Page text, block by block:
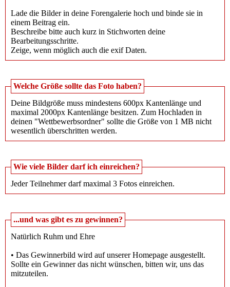
Lade die Bilder in deine Forengalerie hoch und binde sie in
einem Beitrag ein.
Beschreibe bitte auch kurz in Stichworten deine
Bearbeitungsschritte.
Zeige, wenn möglich auch die exif Daten.
Welche Größe sollte das Foto haben?
Deine Bildgröße muss mindestens 600px Kantenlänge und
maximal 2000px Kantenlänge besitzen. Zum Hochladen in
deinen "Wettbewerbsordner" sollte die Größe von 1 MB nicht
wesentlich überschritten werden.
Wie viele Bilder darf ich einreichen?
Jeder Teilnehmer darf maximal 3 Fotos einreichen.
...und was gibt es zu gewinnen?
Natürlich Ruhm und Ehre
• Das Gewinnerbild wird auf unserer Homepage ausgestellt.
Sollte ein Gewinner das nicht wünschen, bitten wir, uns das
mitzuteilen.